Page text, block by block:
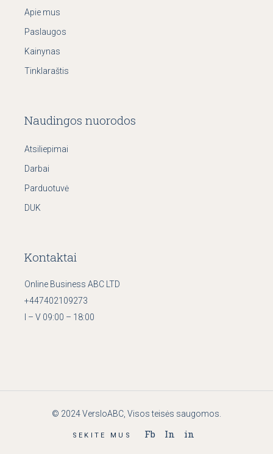
Apie mus
Paslaugos
Kainynas
Tinklaraštis
Naudingos nuorodos
Atsiliepimai
Darbai
Parduotuvė
DUK
Kontaktai
Online Business ABC LTD
+447402109273
I – V 09:00 – 18:00
© 2024VersloABC, Visos teisės saugomos.
SEKITE MUS Fb In in